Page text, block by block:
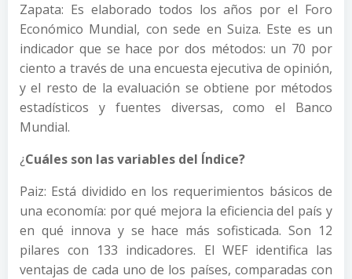
Zapata: Es elaborado todos los años por el Foro
Económico Mundial, con sede en Suiza. Este es un
indicador que se hace por dos métodos: un 70 por
ciento a través de una encuesta ejecutiva de opinión,
y el resto de la evaluación se obtiene por métodos
estadísticos y fuentes diversas, como el Banco
Mundial.
¿Cuáles son las variables del Índice?
Paiz: Está dividido en los requerimientos básicos de
una economía: por qué mejora la eficiencia del país y
en qué innova y se hace más sofisticada. Son 12
pilares con 133 indicadores. El WEF identifica las
ventajas de cada uno de los países, comparadas con